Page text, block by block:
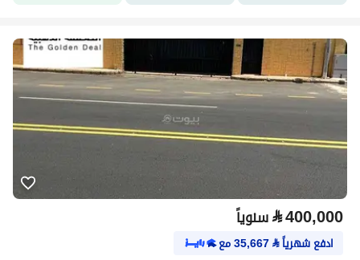
⃁400,000 سنوياً
ادفع شهرياً⃁
35,667مع